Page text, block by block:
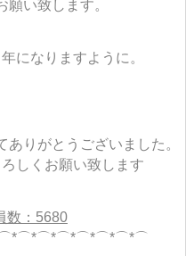
願い致します。
になりますように。
りがとうございました。
しくお願い致します
数：5680